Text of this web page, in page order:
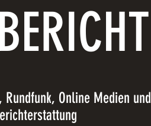
Online Medien